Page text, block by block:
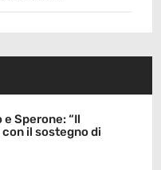
Sperone: “Il
il sostegno di